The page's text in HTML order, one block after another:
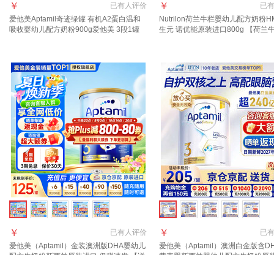
已有人评价
￥
爱他美Aptamil奇迹绿罐 有机A2蛋白温和
吸收婴幼儿配方奶粉900g爱他美 3段1罐
已有
￥
Nutrilon荷兰牛栏婴幼儿配方奶粉
生元 诺优能原装进口800g 【荷兰
已有人评价
￥
爱他美（Aptamil）金装澳洲版DHA婴幼儿
已有
￥
爱他美（Aptamil）澳洲白金版含